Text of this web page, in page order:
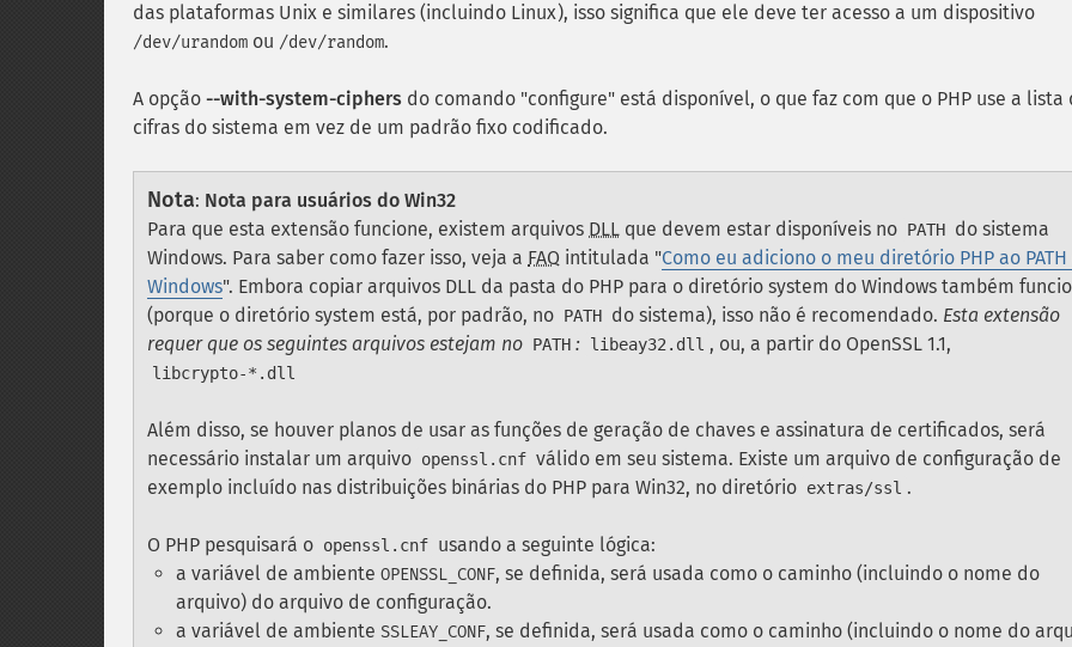
das plataformas Unix e similares (incluindo Linux), isso significa que ele deve ter acesso a um dispositivo
/dev/urandom ou /dev/random.
A opção --with-system-ciphers do comando "configure" está disponível, o que faz com que o PHP use a lista
cifras do sistema em vez de um padrão fixo codificado.
Nota: Nota para usuários do Win32
Para que esta extensão funcione, existem arquivos DLL que devem estar disponíveis no PATH do sistema
Windows. Para saber como fazer isso, veja a FAQ intitulada "Como eu adiciono o meu diretório PHP ao
Windows". Embora copiar arquivos DLL da pasta do PHP para o diretório system do Windows também
(porque o diretório system está, por padrão, no PATH do sistema), isso não é recomendado. Esta extensão
requer que os seguintes arquivos estejam no PATH : libeay32.dll , ou, a partir do OpenSSL 1.1,
libcrypto-*.dll
Além disso, se houver planos de usar as funções de geração de chaves e assinatura de certificados, será
necessário instalar um arquivo openssl.cnf válido em seu sistema. Existe um arquivo de configuração de
exemplo incluído nas distribuições binárias do PHP para Win32, no diretório extras/ssl .
O PHP pesquisará o openssl.cnf usando a seguinte lógica:
a variável de ambiente OPENSSL_CONF, se definida, será usada como o caminho (incluindo o nome do
arquivo) do arquivo de configuração.
a variável de ambiente SSLEAY_CONF, se definida, será usada como o caminho (incluindo o nome do